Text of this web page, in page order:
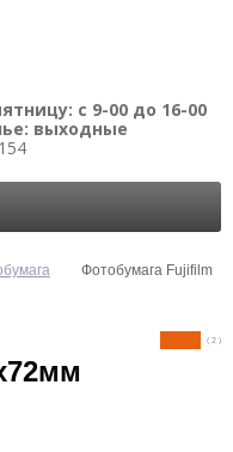
с 9-00 до 16-00
выходные
Фотобумага Fujifilm
( 2 )